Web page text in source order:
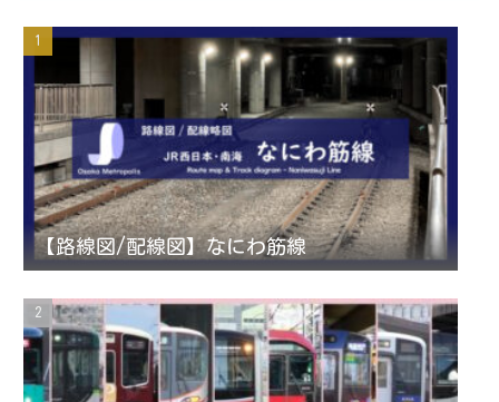
t
g
r
a
m
r
T
u
b
e
C
h
d
【路線図/配線図】なにわ筋線